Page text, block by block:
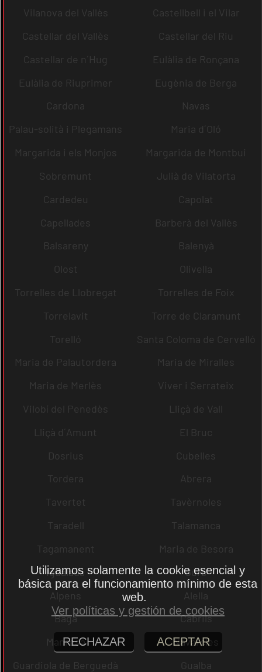
Vilanova del Vallès
Castellbell i el Vilar
Castellar del Vallès
Castellar del Riu
Castellar de n´Hug
Eulàlia de Ronçana
Eulàlia de Riuprimer
Eugènia de Berga
Cardona
Navas
Palau-solità i Plegamans
Maria d´Oló
Margarida i els Monjos
Margarida de Montbui
Sobremunt
Julià de Vilatorta
Cardedeu
Capolat
Capellades
Barberà del Vallès
Balsareny
Balenyà
Olost
Olivella
Torrelles de Llobregat
Torrelles de Foix
Torrelavit
Torre de Claramunt
Torelló
Santa Coloma de Cervelló
Maria de Palautordera
Maria de Miralles
Maria de Merlès
Viver i Serrateix
Vilobí del Penedès
Lliçà de Vall
Lliçà d´Amunt
El Bruc
Dosrius
Cubelles
Tordera
Abrera
Tavertet
Tavèrnoles
Taradell
Talamanca
Tagamanent
Maria de Besora
Igualada
Gurb
Alpens
Alella
Bagà
Cabrils
Manresa
Navarcles
Guardiola de Berguedà
Gualba
Utilizamos solamente la cookie esencial y
básica para el funcionamiento mínimo de esta
web.
Ver políticas y gestión de cookies
RECHAZAR ACEPTAR